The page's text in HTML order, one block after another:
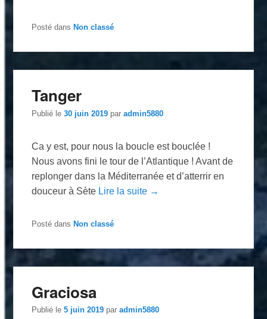
Posté dans Non classé
Tanger
Publié le30 juin 2019 paradmin5880
Ca y est, pour nous la boucle est bouclée !
Nous avons fini le tour de l’Atlantique ! Avant de
replonger dans la Méditerranée et d’atterrir en
douceur à Sète Lire la suite →
Posté dans Non classé
Graciosa
Publié le5 juin 2019 paradmin5880